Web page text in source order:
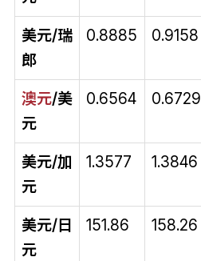
美元/瑞
郎
0.8885 0.9158
澳元/美
元
0.6564 0.6729
美元/加
元
1.3577 1.3846
美元/日
元
151.86 158.26